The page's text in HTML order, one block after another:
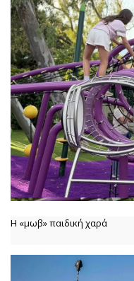
Η «μωβ» παιδική χαρά